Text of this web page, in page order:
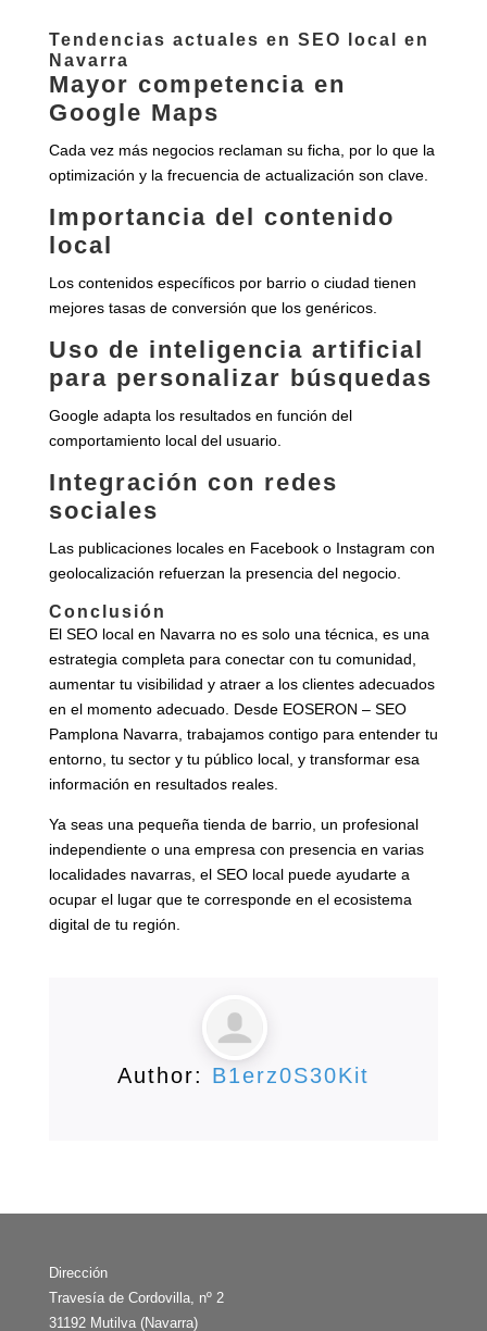
Tendencias actuales en SEO local en
Navarra
Mayor competencia en
Google Maps
Cada vez más negocios reclaman su ficha, por lo que la
optimización y la frecuencia de actualización son clave.
Importancia del contenido
local
Los contenidos específicos por barrio o ciudad tienen
mejores tasas de conversión que los genéricos.
Uso de inteligencia artificial
para personalizar búsquedas
Google adapta los resultados en función del
comportamiento local del usuario.
Integración con redes
sociales
Las publicaciones locales en Facebook o Instagram con
geolocalización refuerzan la presencia del negocio.
Conclusión
El SEO local en Navarra no es solo una técnica, es una
estrategia completa para conectar con tu comunidad,
aumentar tu visibilidad y atraer a los clientes adecuados
en el momento adecuado. Desde EOSERON – SEO
Pamplona Navarra, trabajamos contigo para entender tu
entorno, tu sector y tu público local, y transformar esa
información en resultados reales.
Ya seas una pequeña tienda de barrio, un profesional
independiente o una empresa con presencia en varias
localidades navarras, el SEO local puede ayudarte a
ocupar el lugar que te corresponde en el ecosistema
digital de tu región.
Author: B1erz0S30Kit
Dirección
Travesía de Cordovilla, nº 2
31192 Mutilva (Navarra)